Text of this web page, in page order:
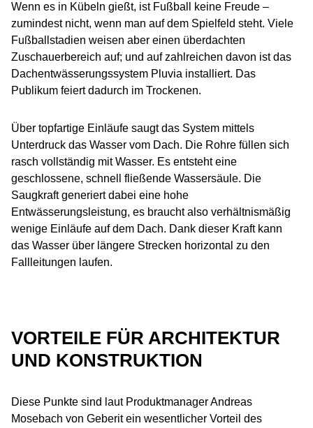
Wenn es in Kübeln gießt, ist Fußball keine Freude –
zumindest nicht, wenn man auf dem Spielfeld steht. Viele
Fußballstadien weisen aber einen überdachten
Zuschauerbereich auf; und auf zahlreichen davon ist das
Dachentwässerungssystem Pluvia installiert. Das
Publikum feiert dadurch im Trockenen.
Über topfartige Einläufe saugt das System mittels
Unterdruck das Wasser vom Dach. Die Rohre füllen sich
rasch vollständig mit Wasser. Es entsteht eine
geschlossene, schnell fließende Wassersäule. Die
Saugkraft generiert dabei eine hohe
Entwässerungsleistung, es braucht also verhältnismäßig
wenige Einläufe auf dem Dach. Dank dieser Kraft kann
das Wasser über längere Strecken horizontal zu den
Fallleitungen laufen.
VORTEILE FÜR ARCHITEKTUR
UND KONSTRUKTION
Diese Punkte sind laut Produktmanager Andreas
Mosebach von Geberit ein wesentlicher Vorteil des